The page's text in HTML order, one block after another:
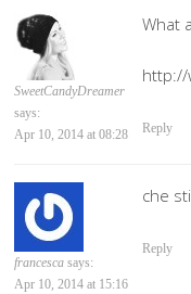
SweetCandyDreamer
says:
Apr 10, 2014 at 08:28
What
http://
Reply
francesca says:
Apr 10, 2014 at 15:16
che
Reply